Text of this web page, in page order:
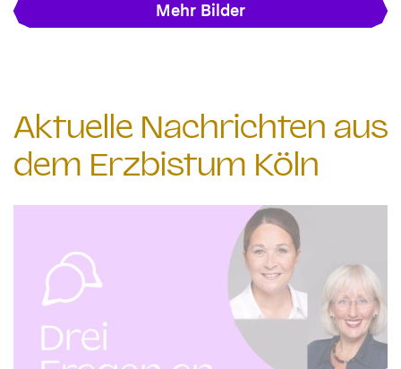
Mehr Bilder
Aktuelle Nachrichten aus
dem Erzbistum Köln